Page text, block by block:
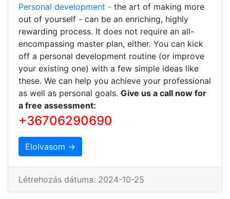
Personal development - the art of making more
out of yourself - can be an enriching, highly
rewarding process. It does not require an all-
encompassing master plan, either. You can kick
off a personal development routine (or improve
your existing one) with a few simple ideas like
these. We can help you achieve your professional
as well as personal goals. Give us a call now for
a free assessment:
+36706290690
Elolvasom →
Létrehozás dátuma: 2024-10-25